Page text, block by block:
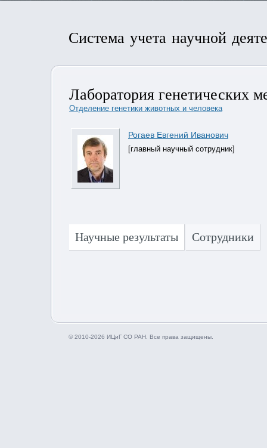
Система учета научной
Лаборатория генетических
Отделение генетики животных и человека
Рогаев Евгений Иванович
[главный научный сотрудник]
Научные результаты Сотрудники
© 2010-2026 ИЦиГ СО РАН. Все права защищены.